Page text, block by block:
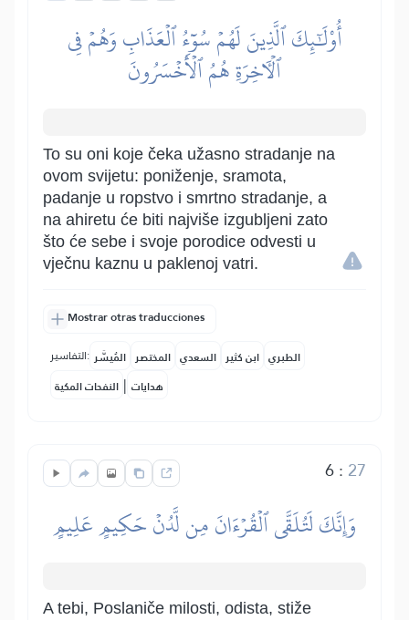
أُوْلَٰٓئِكَ ٱلَّذِينَ لَهُمۡ سُوٓءُ ٱلۡعَذَابِ وَهُمۡ فِي
ٱلۡأٓخِرَةِ هُمُ ٱلۡأَخۡسَرُونَ
To su oni koje čeka užasno stradanje na
ovom svijetu: poniženje, sramota,
padanje u ropstvo i smrtno stradanje, a
na ahiretu će biti najviše izgubljeni zato
što će sebe i svoje porodice odvesti u
vječnu kaznu u paklenoj vatri.
Mostrar otras traducciones
التفاسير: المُيسَّر المختصر السعدي ابن كثير الطبري
النفحات المكية | هدايات
6: 27
وَإِنَّكَ لَتُلَقَّى ٱلۡقُرۡءَانَ مِن لَّدُنۡ حَكِيمٍ عَلِيمٍ
A tebi, Poslaniče milosti, odista, stiže